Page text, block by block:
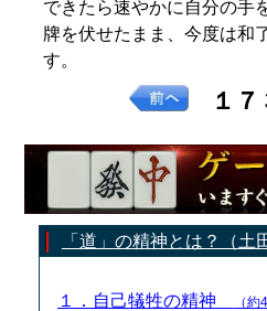
できたら速やかに自分の手
牌を伏せたまま、今度は和
す。
１７
「道」の精神とは？（土
１．自己犠牲の精神 （約